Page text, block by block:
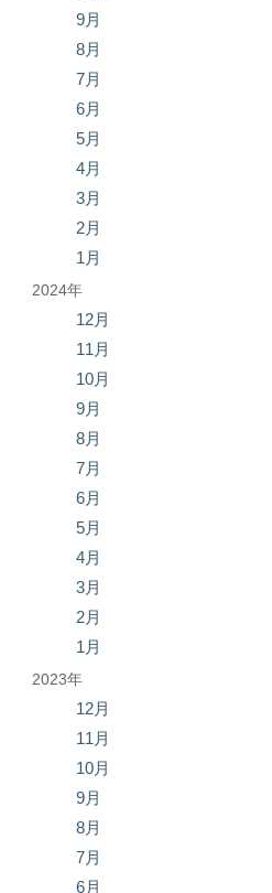
9月
8月
7月
6月
5月
4月
3月
2月
1月
2024年
12月
11月
10月
9月
8月
7月
6月
5月
4月
3月
2月
1月
2023年
12月
11月
10月
9月
8月
7月
6月